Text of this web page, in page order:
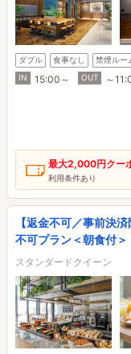
ダブル 食事なし
禁煙ルー
IN
15:00～ OUT ～
最大2,000円クー
利用条件あり
【返金不可／事前決
不可プラン＜朝食付＞
スタンダードクイーン